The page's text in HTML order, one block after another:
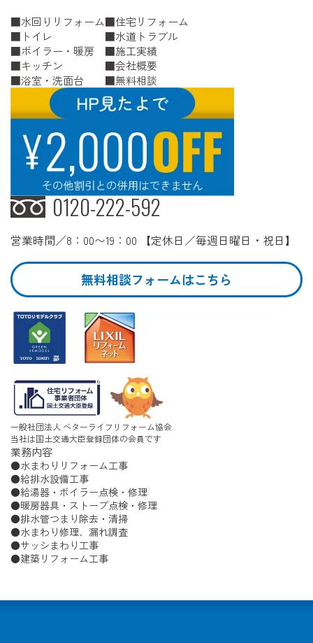
水回りリフォーム
トイレ
ボイラー・暖房
キッチン
浴室・洗面台
住宅リフォーム
水道トラブル
施工実績
会社概要
無料相談
0120-222-592
営業時間／8：00〜19：00 【定休日／毎週日曜日・祝日】
無料相談フォームはこちら
一般社団法人 ベターライフリフォーム協会
当社は国土交通大臣登録団体の会員です
業務内容
水まわりリフォーム工事
給排水設備工事
給湯器・ボイラー点検・修理
暖房器具・ストーブ点検・修理
排水管つまり除去・清掃
水まわり修理、漏れ調査
サッシまわり工事
建築リフォーム工事